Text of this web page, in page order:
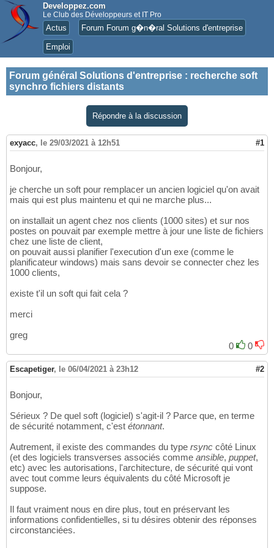
Developpez.com
Le Club des Développeurs et IT Pro
Actus Forum Forum g�n�ral Solutions d'entreprise
Emploi
Forum général Solutions d'entreprise : recherche soft
synchro fichiers distants
Répondre à la discussion
exyacc, le 29/03/2021 à 12h51 #1
Bonjour,
je cherche un soft pour remplacer un ancien logiciel qu'on avait
mais qui est plus maintenu et qui ne marche plus...
on installait un agent chez nos clients (1000 sites) et sur nos
postes on pouvait par exemple mettre à jour une liste de fichiers
chez une liste de client,
on pouvait aussi planifier l'execution d'un exe (comme le
planificateur windows) mais sans devoir se connecter chez les
1000 clients,
existe t'il un soft qui fait cela ?
merci
greg
0
0
Escapetiger, le 06/04/2021 à 23h12 #2
Bonjour,
Sérieux ? De quel soft (logiciel) s'agit-il ? Parce que, en terme
de sécurité notamment, c'est étonnant.
Autrement, il existe des commandes du type rsync côté Linux
(et des logiciels transverses associés comme ansible, puppet,
etc) avec les autorisations, l'architecture, de sécurité qui vont
avec tout comme leurs équivalents du côté Microsoft je
suppose.
Il faut vraiment nous en dire plus, tout en préservant les
informations confidentielles, si tu désires obtenir des réponses
circonstanciées.